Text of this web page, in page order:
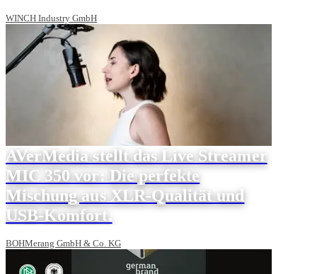
WINCH Industry GmbH
AVerMedia stellt das Live Streamer
MIC 350 vor: Die perfekte
Mischung aus XLR-Qualität und
USB-Komfort.
BOHMerang GmbH & Co. KG